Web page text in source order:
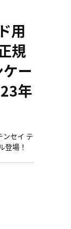
用
規
ー
年
ンセイ テ
登場！